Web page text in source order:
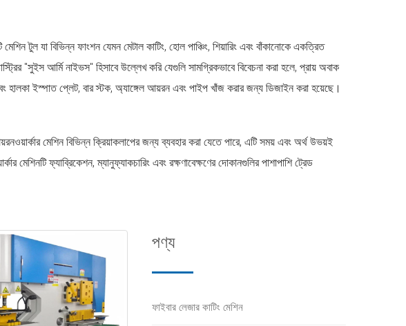
টুল যা বিভিন্ন ফাংশন যেমন মেটাল কাটিং, হোল পাঞ্চিং, শিয়ারিং এবং বাঁকানোকে একত্রিত
"সুইস আর্মি নাইভস" হিসাবে উল্লেখ করি যেগুলি সামগ্রিকভাবে বিবেচনা করা হলে, প্রায় অবাক
হালকা ইস্পাত প্লেট, বার স্টক, অ্যাঙ্গেল আয়রন এবং পাইপ খাঁজ করার জন্য ডিজাইন করা হয়েছে।
মেশিন বিভিন্ন ক্রিয়াকলাপের জন্য ব্যবহার করা যেতে পারে, এটি সময় এবং অর্থ উভয়ই
ফ্যাব্রিকেশন, ম্যানুফ্যাকচারিং এবং রক্ষণাবেক্ষণের দোকানগুলির পাশাপাশি ট্রেড
অপারেশন, কম শক্তি খরচ এবং কম রক্ষণাবেক্ষণ খরচের সুবিধা রয়েছে। প্রতিটি ফ্যাব্রিকেটরের
পণ্য
ফাইবার লেজার কাটিং মেশিন